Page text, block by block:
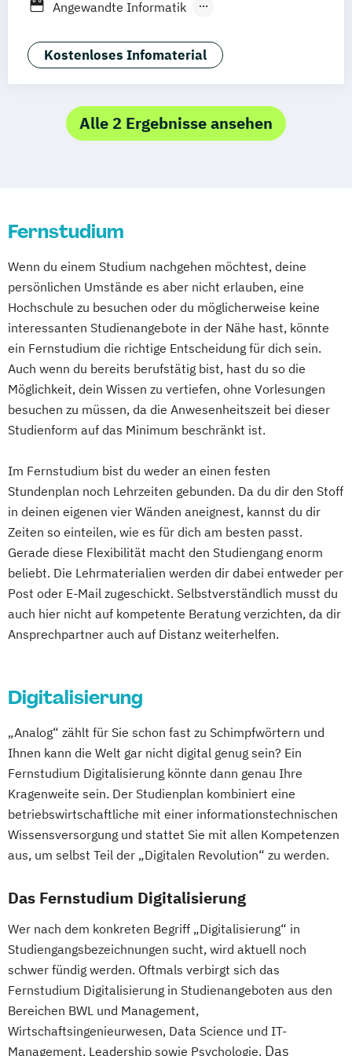
Management
Marketing
Projektmanagement &
Prozessmanagement
Sportmanagement
Angewandte Informatik
Arbeitsrecht
BWL & Tourismusmanagement
Kompetenzmanagement
Betriebliches Informations- und
Wirtschaftspsychologie
Wirtschaftspsychologie (Abendstudium)
Betriebswirtschaftslehre
Betriebswirtschaftslehre (Abendstudium)
Bildungs- und Kulturmanagement
Business Coaching & Change Management
Business Development
Cambridge Advanced
Digital Business Management
Digital Business Management (Kurzversion)
Digitale Arbeit
Englische Handels- und
Betriebswirtschaftslehre
English for Business
Ernährungswissenschaften
Familie im Wandel
General Management
Gesundheitsmanagement
Grundlagenwissen für
Personalmanager/innen
Grundlagenwissen für
Projektmanager/innen
Human Resource Management
IT-Management IT-Projektmanagement
Informatik
Intercultural Management
Interkulturelle Psychologie
International Business Administration
Internationales Wirtschaftsrecht
Investition & Finanzierung
Kindheits- und Jugendpädagogik
Logistik & Supply Chain Management
Logistik: Grundlagen
Kostenloses Infomaterial
Alle 2 Ergebnisse ansehen
Fernstudium
Wenn du einem Studium nachgehen möchtest, deine
persönlichen Umstände es aber nicht erlauben, eine
Hochschule zu besuchen oder du möglicherweise keine
interessanten Studienangebote in der Nähe hast, könnte
ein Fernstudium die richtige Entscheidung für dich sein.
Auch wenn du bereits berufstätig bist, hast du so die
Möglichkeit, dein Wissen zu vertiefen, ohne Vorlesungen
besuchen zu müssen, da die Anwesenheitszeit bei dieser
Studienform auf das Minimum beschränkt ist.
Im Fernstudium bist du weder an einen festen
Stundenplan noch Lehrzeiten gebunden. Da du dir den Stoff
in deinen eigenen vier Wänden aneignest, kannst du dir
Zeiten so einteilen, wie es für dich am besten passt.
Gerade diese Flexibilität macht den Studiengang enorm
beliebt. Die Lehrmaterialien werden dir dabei entweder per
Post oder E-Mail zugeschickt. Selbstverständlich musst du
auch hier nicht auf kompetente Beratung verzichten, da dir
Ansprechpartner auch auf Distanz weiterhelfen.
Digitalisierung
„Analog“ zählt für Sie schon fast zu Schimpfwörtern und
Ihnen kann die Welt gar nicht digital genug sein? Ein
Fernstudium Digitalisierung könnte dann genau Ihre
Kragenweite sein. Der Studienplan kombiniert eine
betriebswirtschaftliche mit einer informationstechnischen
Wissensversorgung und stattet Sie mit allen Kompetenzen
aus, um selbst Teil der „Digitalen Revolution“ zu werden.
Das Fernstudium Digitalisierung
Wer nach dem konkreten Begriff „Digitalisierung“ in
Studiengangsbezeichnungen sucht, wird aktuell noch
schwer fündig werden. Oftmals verbirgt sich das
Fernstudium Digitalisierung in Studienangeboten aus den
Bereichen BWL und Management,
Wirtschaftsingenieurwesen, Data Science und IT-
Management, Leadership sowie Psychologie. Das